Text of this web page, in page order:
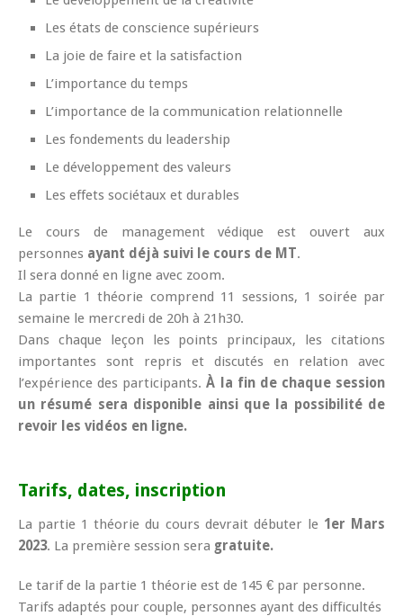
Les états de conscience supérieurs
La joie de faire et la satisfaction
L’importance du temps
L’importance de la communication relationnelle
Les fondements du leadership
Le développement des valeurs
Les effets sociétaux et durables
Le cours de management védique est ouvert aux
personnes ayant déjà suivi le cours de MT.
Il sera donné en ligne avec zoom.
La partie 1 théorie comprend 11 sessions, 1 soirée par
semaine le mercredi de 20h à 21h30.
Dans chaque leçon les points principaux, les citations
importantes sont repris et discutés en relation avec
l’expérience des participants.À la fin de chaque session
un résumé sera disponible ainsi que la possibilité de
revoir les vidéos en ligne.
Tarifs, d ates, inscription
La partie 1 théorie du cours devrait débuter le1er Mars
2023. La première session sera gratuite.
Le tarif de la partie 1 théorie est de 145 € par personne.
Tarifs adaptés pour couple, personnes ayant des difficultés